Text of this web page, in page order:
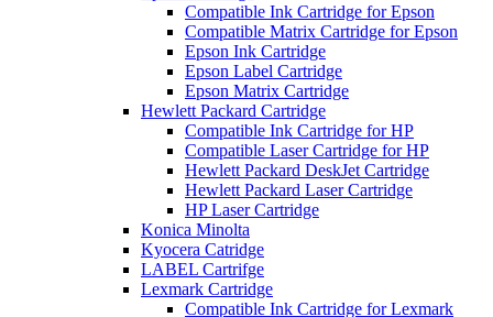
Compatible Ink Cartridge for Epson
Compatible Matrix Cartridge for Epson
Epson Ink Cartridge
Epson Label Cartridge
Epson Matrix Cartridge
Hewlett Packard Cartridge
Compatible Ink Cartridge for HP
Compatible Laser Cartridge for HP
Hewlett Packard DeskJet Cartridge
Hewlett Packard Laser Cartridge
HP Laser Cartridge
Konica Minolta
Kyocera Catridge
LABEL Cartrifge
Lexmark Cartridge
Compatible Ink Cartridge for Lexmark